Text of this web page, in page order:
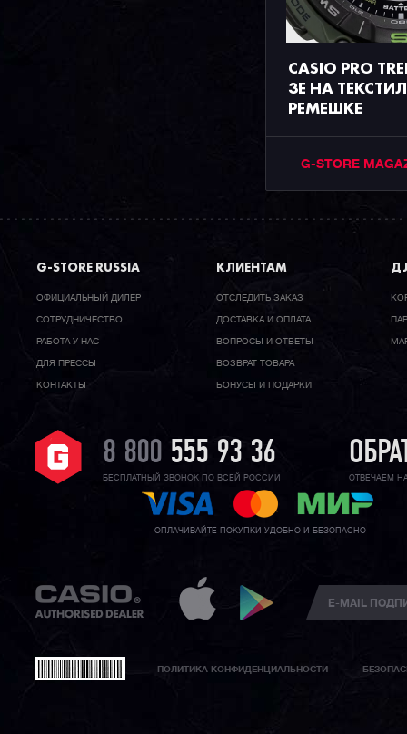
CASIO PRO
3E НА
РЕМЕШКЕ
G-STORE
G-STORE RUSSIA
ОФИЦИАЛЬНЫЙ ДИЛЕР
CОТРУДНИЧЕСТВО
РАБОТА У НАС
ДЛЯ ПРЕССЫ
КОНТАКТЫ
КЛИЕНТАМ
ОТСЛЕДИТЬ ЗАКАЗ
ДОСТАВКА И ОПЛАТА
ВОПРОСЫ И ОТВЕТЫ
ВОЗВРАТ ТОВАРА
БОНУСЫ И ПОДАРКИ
8 800 555 93 36
БЕСПЛАТНЫЙ ЗВОНОК ПО ВСЕЙ РОССИИ ОТВЕЧАЕМ
ОПЛАЧИВАЙТЕ ПОКУПКИ УДОБНО И БЕЗОПАСНО
ПОЛИТИКА КОНФИДЕНЦИАЛЬНОСТИ